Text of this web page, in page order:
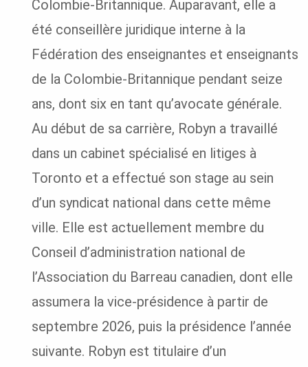
Colombie-Britannique. Auparavant, elle a
été conseillère juridique interne à la
Fédération des enseignantes et enseignants
de la Colombie-Britannique pendant seize
ans, dont six en tant qu’avocate générale.
Au début de sa carrière, Robyn a travaillé
dans un cabinet spécialisé en litiges à
Toronto et a effectué son stage au sein
d’un syndicat national dans cette même
ville. Elle est actuellement membre du
Conseil d’administration national de
l’Association du Barreau canadien, dont elle
assumera la vice-présidence à partir de
septembre 2026, puis la présidence l’année
suivante. Robyn est titulaire d’un